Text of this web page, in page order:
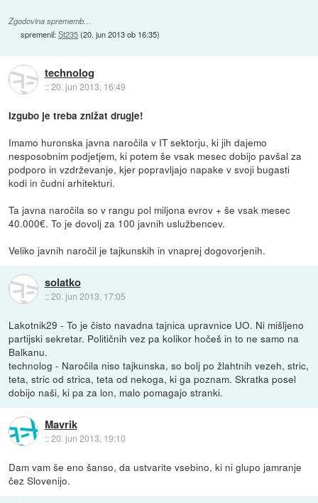
Zgodovina sprememb…
spremenil:St235(20. jun 2013 ob 16:35)
technolog
::20. jun 2013, 16:49
Izgubo je treba znižat drugje!
Imamo huronska javna naročila v IT sektorju, ki jih dajemo
nesposobnim podjetjem, ki potem še vsak mesec dobijo pavšal za
podporo in vzdrževanje, kjer popravljajo napake v svoji bugasti
kodi in čudni arhitekturi.
Ta javna naročila so v rangu pol miljona evrov + še vsak mesec
40.000€. To je dovolj za 100 javnih uslužbencev.
Veliko javnih naročil je tajkunskih in vnaprej dogovorjenih.
solatko
::20. jun 2013, 17:05
Lakotnik29 - To je čisto navadna tajnica upravnice UO. Ni mišljeno
partijski sekretar. Političnih vez pa kolikor hočeš in to ne samo na
Balkanu.
technolog - Naročila niso tajkunska, so bolj po žlahtnih vezeh, stric,
teta, stric od strica, teta od nekoga, ki ga poznam. Skratka posel
dobijo naši, ki pa za lon, malo pomagajo stranki.
Mavrik
::20. jun 2013, 19:10
Dam vam še eno šanso, da ustvarite vsebino, ki ni glupo jamranje
čez Slovenijo.